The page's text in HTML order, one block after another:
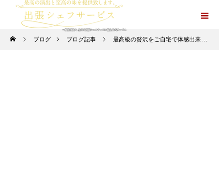
ブログ ブログ記事 最高級の贅沢をご自宅で体感出来ます。